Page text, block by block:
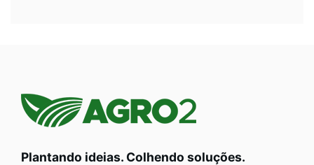
Plantando ideias. Colhendo soluções.